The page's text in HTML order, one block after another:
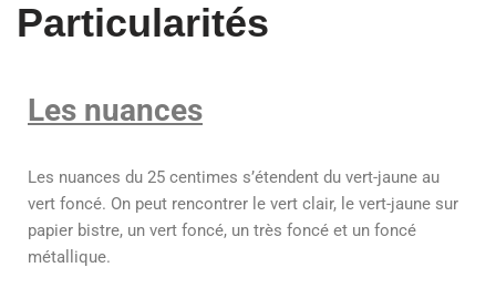
Particularités
Les nuances
Les nuances du 25 centimes s’étendent du vert-jaune au
vert foncé. On peut rencontrer le vert clair, le vert-jaune sur
papier bistre, un vert foncé, un très foncé et un foncé
métallique.